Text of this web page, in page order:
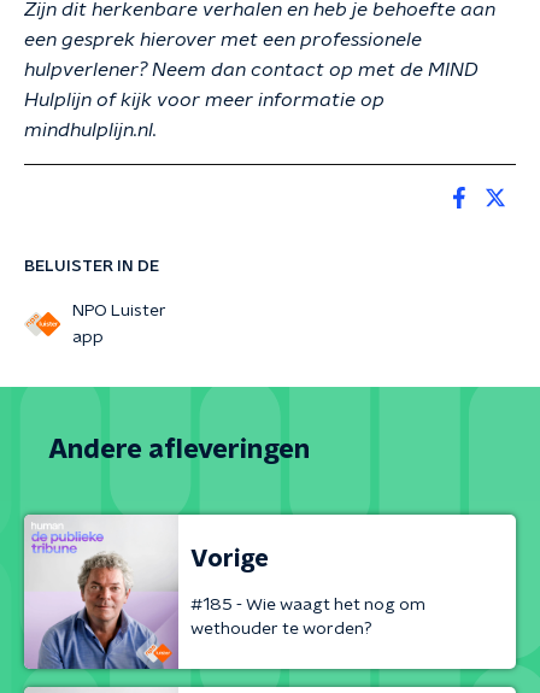
BELUISTER IN DE
NPO Luister
app
Zijn dit herkenbare verhalen en heb je behoefte aan
een gesprek hierover met een professionele
hulpverlener? Neem dan contact op met de MIND
Hulplijn of kijk voor meer informatie op
mindhulplijn.nl.
Andere afleveringen
Vorige
#185 - Wie waagt het nog om
wethouder te worden?